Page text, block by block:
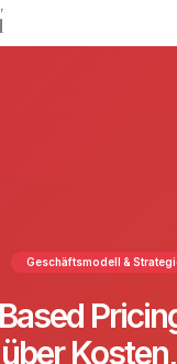
Geschäftsmodell &